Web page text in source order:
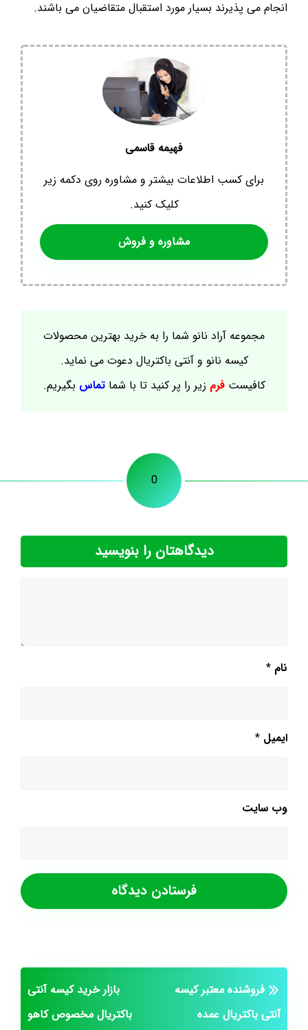
انجام می پذیرند بسیار مورد استقبال متقاضیان می باشند.
فهیمه قاسمی
برای کسب اطلاعات بیشتر و مشاوره روی دکمه زیر
کلیک کنید.
مشاوره و فروش
مجموعه آراد نانو شما را به خرید بهترین محصولات
کیسه نانو و آنتی باکتریال دعوت می نماید.
کافیستفرم زیر را پر کنید تا با شماتماس بگیریم.
0
دیدگاهتان را بنویسید
نام *
ایمیل *
وب‌ سایت
فروشنده معتبر کیسه
آنتی باکتریال عمده
بازار خرید کیسه آنتی
باکتریال مخصوص کاهو